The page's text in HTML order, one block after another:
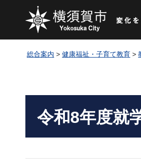
総合案内 > 健康福祉・子育て教育 >
令和8年度就